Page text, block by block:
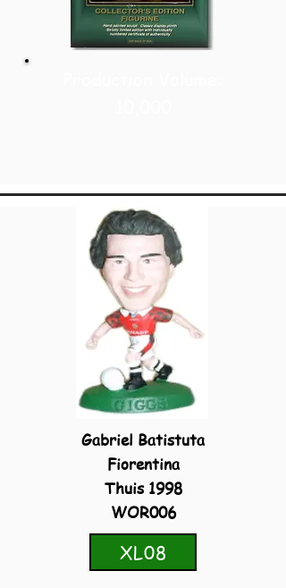
Gabriel Batistuta
Fiorentina
Thuis 1998
WOR006
XL08